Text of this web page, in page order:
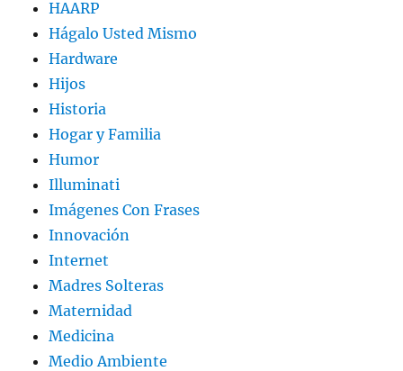
HAARP
Hágalo Usted Mismo
Hardware
Hijos
Historia
Hogar y Familia
Humor
Illuminati
Imágenes Con Frases
Innovación
Internet
Madres Solteras
Maternidad
Medicina
Medio Ambiente